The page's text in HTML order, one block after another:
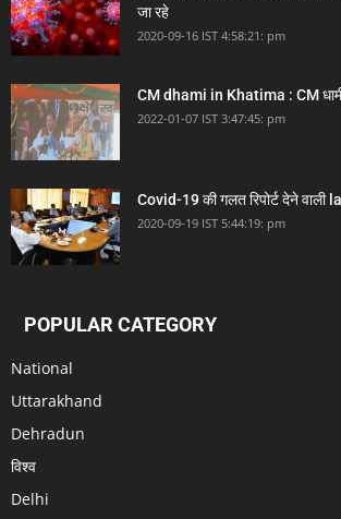
जा रहे
2020-09-16 IST 4:58:21: pm
CM dhami in Khatima : CM
2022-01-07 IST 3:47:45: pm
Covid-19 की गलत रिपोर्ट देने वाली
2020-09-19 IST 5:44:19: pm
POPULAR CATEGORY
National
Uttarakhand
Dehradun
विश्व
Delhi